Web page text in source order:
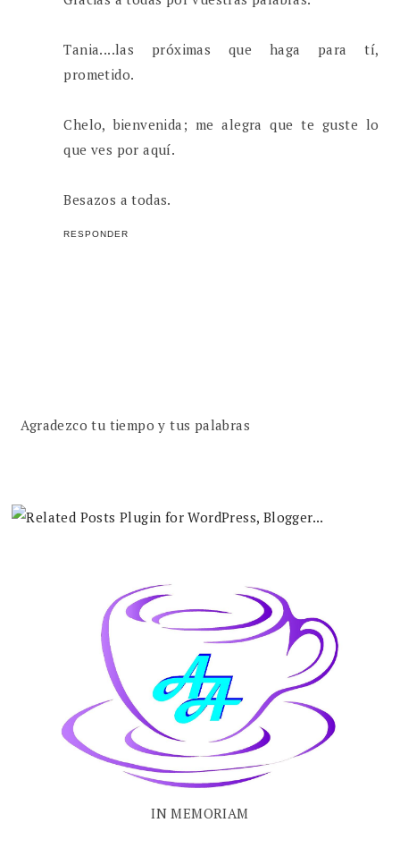
Tania....las próximas que haga para tí,
prometido.
Chelo, bienvenida; me alegra que te guste lo
que ves por aquí.
Besazos a todas.
RESPONDER
Agradezco tu tiempo y tus palabras
IN MEMORIAM